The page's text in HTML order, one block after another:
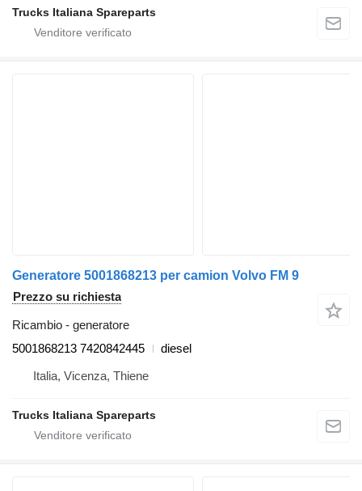
Trucks Italiana Spareparts
Generatore 5001868213 per camion Volvo FM 9
Prezzo su richiesta
Ricambio - generatore
5001868213 7420842445
diesel
Italia, Vicenza, Thiene
Trucks Italiana Spareparts